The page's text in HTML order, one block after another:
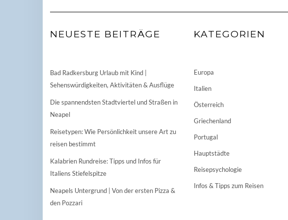
NEUESTE BEITRÄGE
Bad Radkersburg Urlaub mit Kind |
Sehenswürdigkeiten, Aktivitäten & Ausflüge
Die spannendsten Stadtviertel und Straßen in
Neapel
Reisetypen: Wie Persönlichkeit unsere Art zu
reisen bestimmt
Kalabrien Rundreise: Tipps und Infos für
Italiens Stiefelspitze
Neapels Untergrund | Von der ersten Pizza &
den Pozzari
KATEGORIEN
Europa
Italien
Österreich
Griechenland
Portugal
Hauptstädte
Reisepsychologie
Infos & Tipps zum Reisen